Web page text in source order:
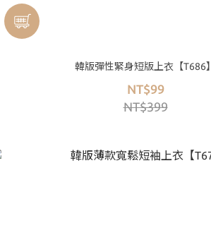
韓版彈性緊身短版上衣【T686】
NT$99
NT$399